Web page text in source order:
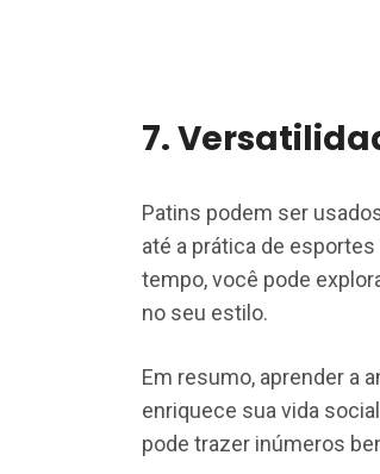
7.
Patins podem ser
até a prática de
tempo, você pode
no seu estilo.
Em resumo, aprender a
enriquece sua vida
pode trazer inúmeros